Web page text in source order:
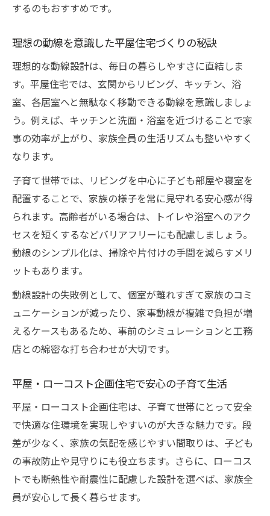
するのもおすすめです。
理想の動線を意識した平屋住宅づくりの秘訣
理想的な動線設計は、毎日の暮らしやすさに直結しま
す。平屋住宅では、玄関からリビング、キッチン、浴
室、各居室へと無駄なく移動できる動線を意識しましょ
う。例えば、キッチンと洗面・浴室を近づけることで家
事の効率が上がり、家族全員の生活リズムも整いやすく
なります。
子育て世帯では、リビングを中心に子ども部屋や寝室を
配置することで、家族の様子を常に見守れる安心感が得
られます。高齢者がいる場合は、トイレや浴室へのアク
セスを短くするなどバリアフリーにも配慮しましょう。
動線のシンプル化は、掃除や片付けの手間を減らすメリ
ットもあります。
動線設計の失敗例として、個室が離れすぎて家族のコミ
ュニケーションが減ったり、家事動線が複雑で負担が増
えるケースもあるため、事前のシミュレーションと工務
店との綿密な打ち合わせが大切です。
平屋・ローコスト企画住宅で安心の子育て生活
平屋・ローコスト企画住宅は、子育て世帯にとって安全
で快適な住環境を実現しやすいのが大きな魅力です。段
差が少なく、家族の気配を感じやすい間取りは、子ども
の事故防止や見守りにも役立ちます。さらに、ローコス
トでも断熱性や耐震性に配慮した設計を選べば、家族全
員が安心して長く暮らせます。